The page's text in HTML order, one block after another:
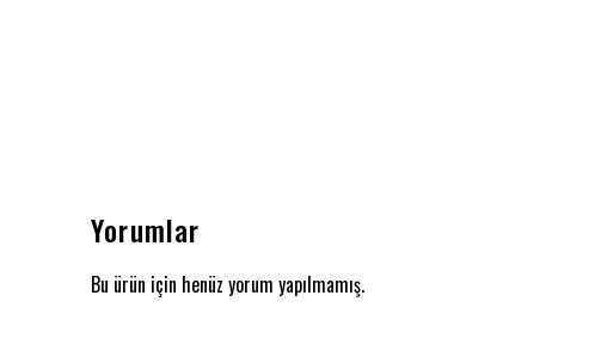
Yorumlar
Bu ürün için henüz yorum yapılmamış.